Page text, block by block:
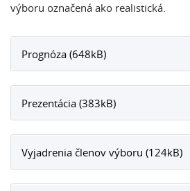
výboru označená ako realistická.
Prognóza (648kB)
Prezentácia (383kB)
Vyjadrenia členov výboru (124kB)